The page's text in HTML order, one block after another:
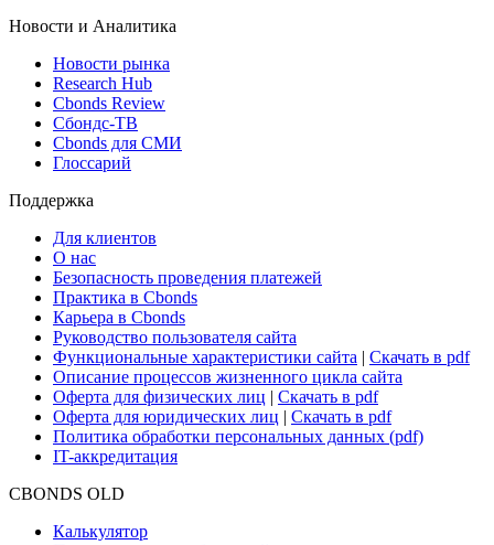
ETF & Funds
Поиск ETF & Funds
Новости и Аналитика
Новости рынка
Research Hub
Сбондс-ТВ
Глоссарий
Поддержка
Для клиентов
О нас
Безопасность проведения платежей
Практика в Cbonds
Карьера в Cbonds
Руководство пользователя сайта
Функциональные характеристики сайта|Скачать в pdf
Описание процессов жизненного цикла сайта
Оферта для юридических лиц
IT-аккредитация